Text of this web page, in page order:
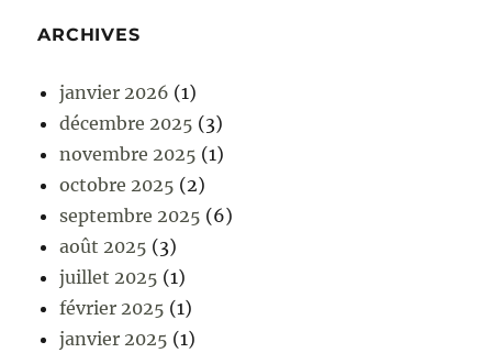
ARCHIVES
janvier 2026 (1)
décembre 2025 (3)
novembre 2025 (1)
octobre 2025 (2)
septembre 2025 (6)
août 2025 (3)
juillet 2025 (1)
février 2025 (1)
janvier 2025 (1)